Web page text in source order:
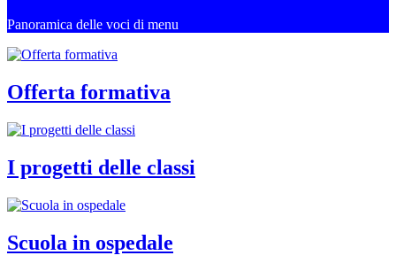
Panoramica delle voci di menu
Offerta formativa
I progetti delle classi
Scuola in ospedale